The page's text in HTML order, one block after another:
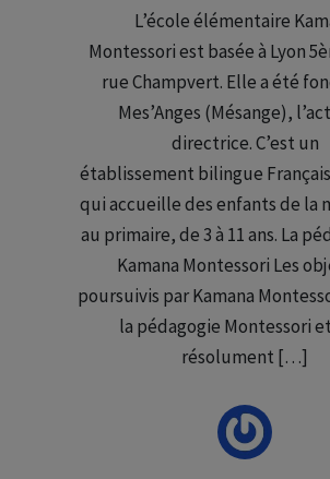
L’école élémentaire
Montessori est basée à Lyon
rue Champvert. Elle a été
Mes’Anges (Mésange),
directrice. C’est un
établissement bilingue
qui accueille des enfants de la
au primaire, de 3 à 11 ans. La
Kamana Montessori Les
poursuivis par Kamana
la pédagogie Montessori
résolument […]